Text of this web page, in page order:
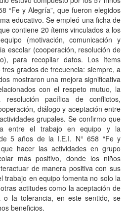
“Fe y Alegría”, que fueron elegidos
educativo. Se empleó una ficha de
contiene 20 ítems vinculados a los
(motivación, comunicación y
escolar (cooperación, resolución de
para recopilar datos. Los ítems
grados de frecuencia: siempre, a
mostraron una mejora significativa
con el respeto mutuo, la
pacífica de conflictos,
diálogo y aceptación entre
grupales. Se confirmo que
entre el trabajo en equipo y la
5 años de la I.E.I. N° 658 “Fe y
hacer las actividades en grupo
más positivo, donde los niños
de manera positiva con sus
trabajo en equipo fomenta no solo la
actitudes como la aceptación de
o la tolerancia, en este sentido, se
beneficios.